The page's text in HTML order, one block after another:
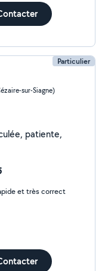
Particulier
sur-Siagne)
patiente,